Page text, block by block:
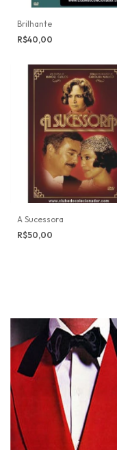
Brilhante
R$40,00
A Sucessora
R$50,00